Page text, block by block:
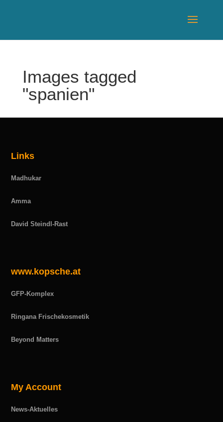
Images tagged
"spanien"
Links
Madhukar
Amma
David Steindl-Rast
www.kopsche.at
GFP-Komplex
Ringana Frischekosmetik
Beyond Matters
My Account
News-Aktuelles